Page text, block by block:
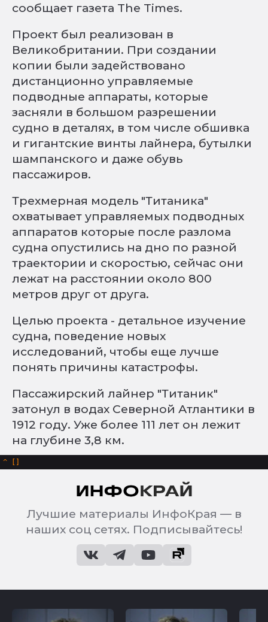
сообщает газета The Times.
Проект был реализован в
Великобритании. При создании
копии были задействовано
дистанционно управляемые
подводные аппараты, которые
засняли в большом разрешении
судно в деталях, в том числе обшивка
и гигантские винты лайнера, бутылки
шампанского и даже обувь
пассажиров.
Трехмерная модель "Титаника"
охватывает управляемых подводных
аппаратов которые после разлома
судна опустились на дно по разной
траектории и скоростью, сейчас они
лежат на расстоянии около 800
метров друг от друга.
Целью проекта - детальное изучение
судна, поведение новых
исследований, чтобы еще лучше
понять причины катастрофы.
Пассажирский лайнер "Титаник"
затонул в водах Северной Атлантики в
1912 году. Уже более 111 лет он лежит
на глубине 3,8 км.
^
Лучшие материалы ИнфоКрая — в
наших соц сетях. Подписывайтесь!